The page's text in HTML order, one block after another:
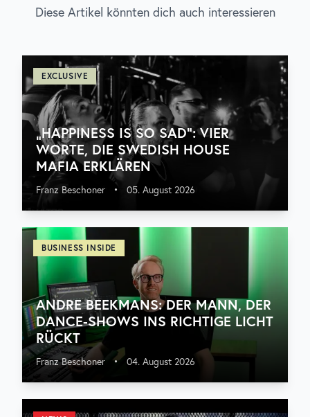
Diese Artikel könnten dich auch interessieren
EXCLUSIVE
„HAPPINESS IS SO SAD“: VIER
WORTE, DIE SWEDISH HOUSE
MAFIA ERKLÄREN
Franz Beschoner • 05. August 2026
BUSINESS INSIDE
ANDRE BEEKMANS: DER MANN, DER
DANCE-SHOWS INS RICHTIGE LICHT
RÜCKT
Franz Beschoner • 04. August 2026